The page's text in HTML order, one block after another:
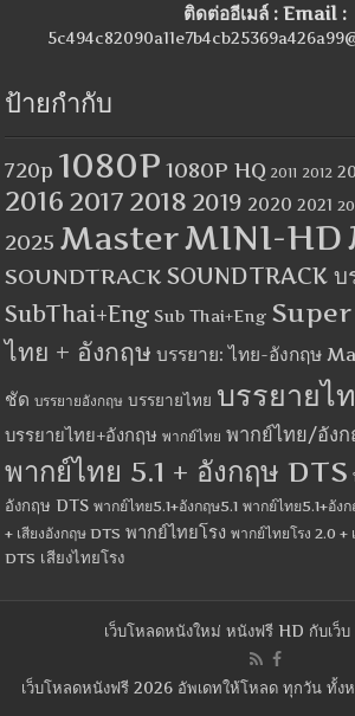
ติดต่ออีเมล์ : Email :
ป้ายกำกับ
720p 1080P 1080P HQ 2011 2012
2016 2017 2018 2019 2020 2021
2025 MasterMINI-HD
SOUNDTRACK SOUNDTRACK บ
SubThai+Eng Sub Thai+Eng Super
ไทย + อังกฤษ บรรยาย: ไทย-อังกฤษ
ชัด บรรยายอังกฤษ บรรยายไทย บรรยายไ
บรรยายไทย+อังกฤษ พากย์ไทย พากย์ไทย/อังก
พากย์ไทย 5.1 + อังกฤษ DTS
อังกฤษ DTS พากย์ไทย5.1+อังกฤษ5.1 พากย์ไทย5.1+อัง
+ เสียงอังกฤษ DTS พากย์ไทยโรง พากย์ไทยโรง 2.0 +
DTS เสียงไทยโรง
เว็บโหลดหนังใหม่ หนังฟรี HD กับเว็
เว็บโหลดหนังฟรี 2026 อัพเดทให้โหลด ทุกวัน ทั้ง